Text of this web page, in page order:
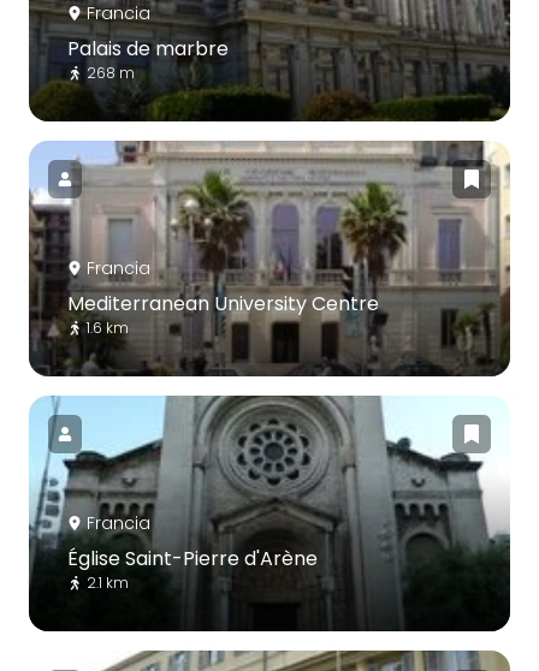
Francia
Palais de marbre
268 m
Francia
Mediterranean University Centre
1.6 km
Francia
Église Saint-Pierre d'Arène
2.1 km